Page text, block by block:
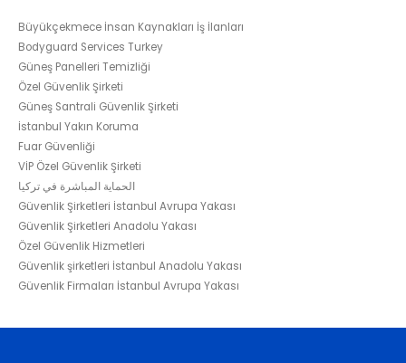
Büyükçekmece İnsan Kaynakları İş İlanları
Bodyguard Services Turkey
Güneş Panelleri Temizliği
Özel Güvenlik Şirketi
Güneş Santrali Güvenlik Şirketi
İstanbul Yakın Koruma
Fuar Güvenliği
VİP Özel Güvenlik Şirketi
الحماية المباشرة في تركيا
Güvenlik Şirketleri İstanbul Avrupa Yakası
Güvenlik Şirketleri Anadolu Yakası
Özel Güvenlik Hizmetleri
Güvenlik şirketleri İstanbul Anadolu Yakası
Güvenlik Firmaları İstanbul Avrupa Yakası